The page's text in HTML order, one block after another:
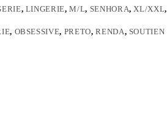
, LINGERIE,M/L, SENHORA, XL/XXL,
, OBSESSIVE, PRETO,RENDA, SOUTIEN